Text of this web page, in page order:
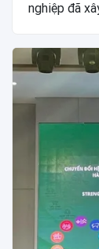
nghiệp đã